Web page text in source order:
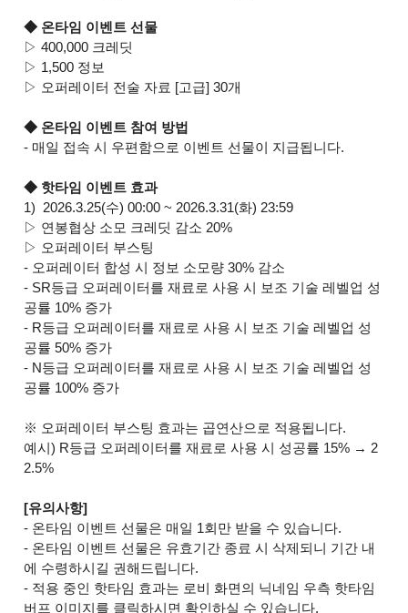
◆ 온타임 이벤트 선물
▷ 400,000 크레딧
▷ 1,500 정보
▷ 오퍼레이터 전술 자료 [고급] 30개
◆ 온타임 이벤트 참여 방법
- 매일 접속 시 우편함으로 이벤트 선물이 지급됩니다.
◆ 핫타임 이벤트 효과​
1) 2026.3.25(수) 00:00 ~ 2026.3.31(화) 23:59
▷ 연봉협상 소모 크레딧 감소 20%
▷ 오퍼레이터 부스팅
- 오퍼레이터 합성 시 정보 소모량 30% 감소
- SR등급 오퍼레이터를 재료로 사용 시 보조 기술 레벨업 성
공률 10% 증가
- R등급 오퍼레이터를 재료로 사용 시 보조 기술 레벨업 성
공률 50% 증가
- N등급 오퍼레이터를 재료로 사용 시 보조 기술 레벨업 성
공률 100% 증가
※ 오퍼레이터 부스팅 효과는 곱연산으로 적용됩니다.
예시) R등급 오퍼레이터를 재료로 사용 시 성공률 15% → 2
2.5%
[유의사항]
- 온타임 이벤트 선물은 매일 1회만 받을 수 있습니다.
- 온타임 이벤트 선물은 유효기간 종료 시 삭제되니 기간 내
에 수령하시길 권해드립니다.
- 적용 중인 핫타임 효과는 로비 화면의 닉네임 우측 핫타임
버프 이미지를 클릭하시면 확인하실 수 있습니다.